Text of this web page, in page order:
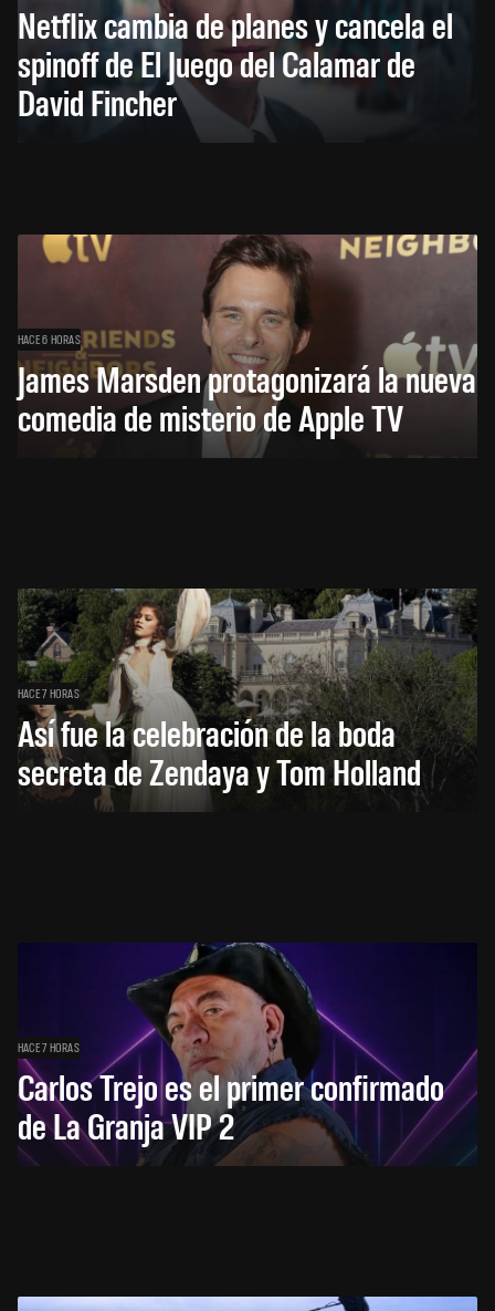
Netflix cambia de planes y cancela el
spinoff de El Juego del Calamar de
David Fincher
HACE 6 HORAS
James Marsden protagonizará la nueva
comedia de misterio de Apple TV
HACE 7 HORAS
Así fue la celebración de la boda
secreta de Zendaya y Tom Holland
HACE 7 HORAS
Carlos Trejo es el primer confirmado
de La Granja VIP 2